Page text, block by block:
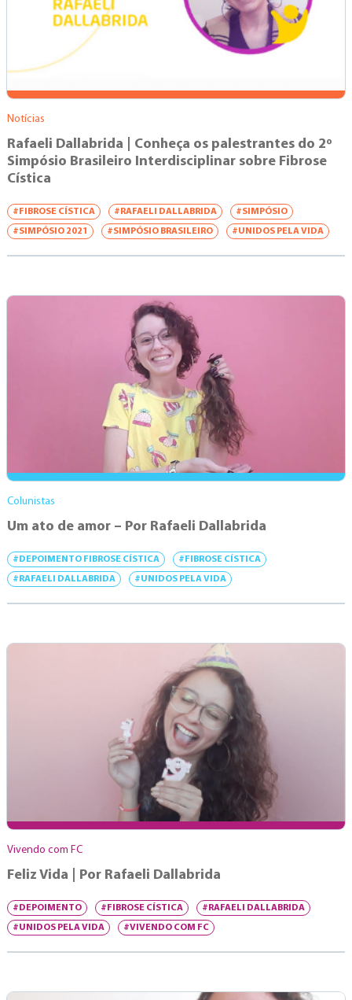
Notícias
Rafaeli Dallabrida | Conheça os palestrantes do 2º
Simpósio Brasileiro Interdisciplinar sobre Fibrose
Cística
#FIBROSE CÍSTICA #RAFAELI DALLABRIDA #SIMPÓSIO
#SIMPÓSIO 2021 #SIMPÓSIO BRASILEIRO #UNIDOS PELA VIDA
Colunistas
Um ato de amor – Por Rafaeli Dallabrida
#DEPOIMENTO FIBROSE CÍSTICA #FIBROSE CÍSTICA
#RAFAELI DALLABRIDA #UNIDOS PELA VIDA
Vivendo com FC
Feliz Vida | Por Rafaeli Dallabrida
#DEPOIMENTO #FIBROSE CÍSTICA #RAFAELI DALLABRIDA
#UNIDOS PELA VIDA #VIVENDO COM FC